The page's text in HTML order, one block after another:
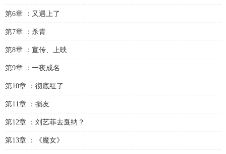
第6章 ：又遇上了
第7章 ：杀青
第8章 ：宣传、上映
第9章 ：一夜成名
第10章 ：彻底红了
第11章 ：损友
第12章 ：刘艺菲去戛纳？
第13章 ：《魔女》